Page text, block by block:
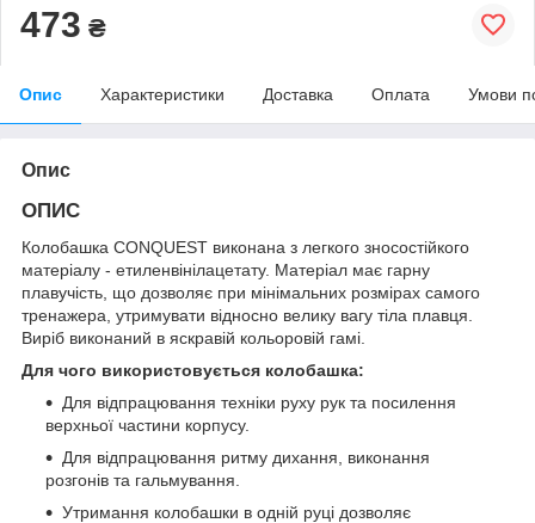
473 ₴
Опис Характеристики Доставка Оплата Умови
Опис
ОПИС
Колобашка CONQUEST виконана з легкого зносостійкого
матеріалу - етиленвінілацетату. Матеріал має гарну
плавучість, що дозволяє при мінімальних розмірах самого
тренажера, утримувати відносно велику вагу тіла плавця.
Виріб виконаний в яскравій кольоровій гамі.
Для чого використовується колобашка:
Для відпрацювання техніки руху рук та посилення
верхньої частини корпусу.
Для відпрацювання ритму дихання, виконання
розгонів та гальмування.
Утримання колобашки в одній руці дозволяє